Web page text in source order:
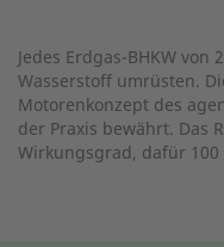
Jedes Erdgas-BHKW
Wasserstoff umrüsten.
Motorenkonzept des
der Praxis bewährt. Das
Wirkungsgrad, dafür